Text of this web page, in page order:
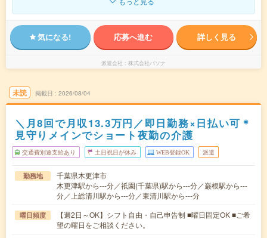
気になる! 応募へ進む 詳しく見る
派遣会社 株式会社パソナ
未読 掲載日 2026/08/04
＼月8回で月収13.3万円／即日勤務×日払い可＊
見守りメインでショート夜勤の介護
交通費別途支給あり 土日祝日が休み WEB登録OK 派遣
勤務地
千葉県木更津市
木更津駅から---分／祇園(千葉県)駅から---分／巌根駅から---
分／上総清川駅から---分／東清川駅から---分
曜日頻度
【週2日～OK】シフト自由・自己申告制 ■曜日固定OK ■ご希
望の曜日をご相談ください。